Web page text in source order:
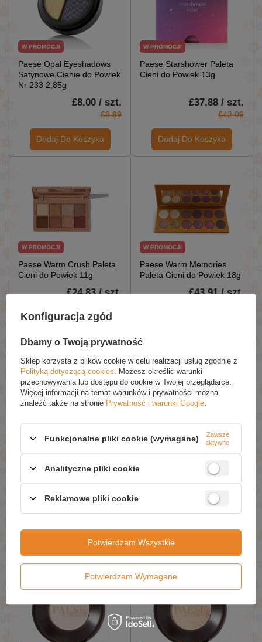
W PROMOCJI
Paese Opal Eyeshadows
Satynowe Cienie do Powiek
Nr 233 2,85g
£8.00 / szt.
£8.89
Dodaj Do Koszyka
W PROMOCJI
Paese Starshower Paleta
Cieni do Powiek 13g
£37.88 / szt.
£42.09
Dodaj Do Koszyka
W PROMOCJI
Paese Warm Crush Paleta
Cieni do Powiek 11g
£24.83 / szt.
W PROMOCJI
Paese Warm Memories
Paleta Cieni do Powiek 18g
£43.91 / szt.
W PROMOCJI
Paese Eyegasm
Monoshadow Cień do
Powiek Nr 01 Milk Matowy
1.5g
£9.08 / szt.
£10.09
Dodaj Do Koszyka
W PROMOCJI
Monoshadow Cień do
Powiek Nr 02 Aurora Topper
1.5g
£9.08 / szt.
£10.09
Dodaj Do Koszyka
Konfiguracja zgód
Dbamy o Twoją prywatność
Sklep korzysta z plików cookie w celu realizacji usług zgodnie z
Polityką dotyczącą cookies . Możesz określić warunki
przechowywania lub dostępu do cookie w Twojej przeglądarce.
Więcej informacji na temat warunków i prywatności można
znaleźć także na stronie Prywatność i warunki Google
Funkcjonalne pliki cookie (wymagane)
Zawsze
aktywne
Analityczne pliki cookie
Reklamowe pliki cookie
Potwierdzam Wymagane
Potwierdzam Wszystkie